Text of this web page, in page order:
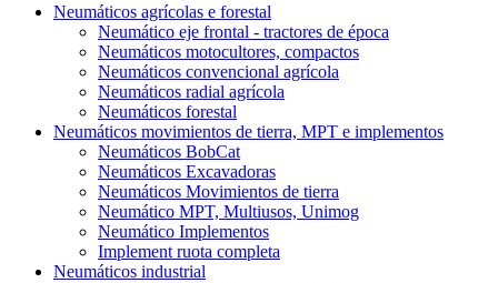
Neumáticos agrícolas e forestal
Neumático eje frontal - tractores de época
Neumáticos motocultores, compactos
Neumáticos convencional agrícola
Neumáticos radial agrícola
Neumáticos forestal
Neumáticos movimientos de tierra, MPT e implementos
Neumáticos BobCat
Neumáticos Excavadoras
Neumáticos Movimientos de tierra
Neumático MPT, Multiusos, Unimog
Neumático Implementos
Implement ruota completa
Neumáticos industrial